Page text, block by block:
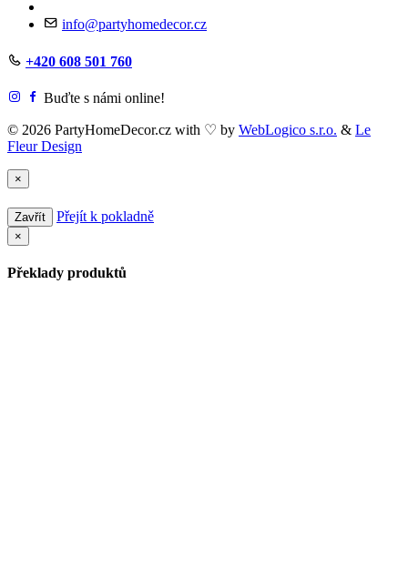
info@partyhomedecor.cz
+420 608 501 760
Buďte s námi online!
© 2026 PartyHomeDecor.cz with ♡ by WebLogico s.r.o. & Le
Fleur Design
×
Zavřít Přejít k pokladně
×
Překlady produktů